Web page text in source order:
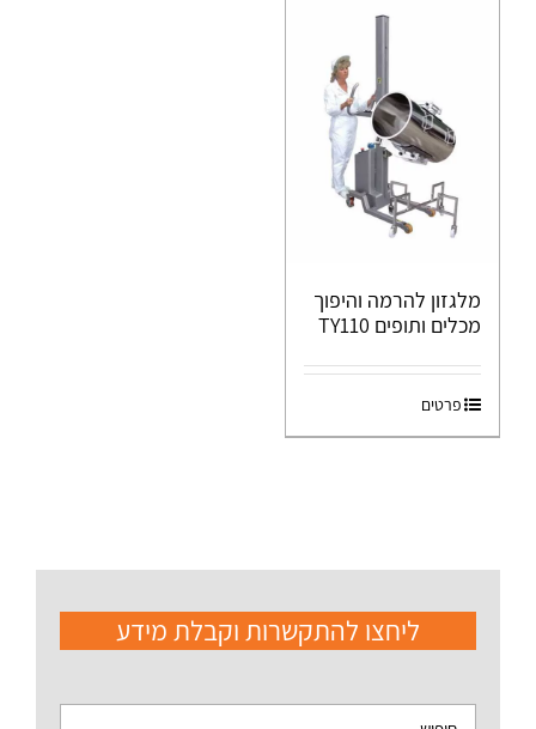
מלגזון להרמה והיפוך
מכלים ותופים TY110
פרטים
ליחצו להתקשרות וקבלת מידע